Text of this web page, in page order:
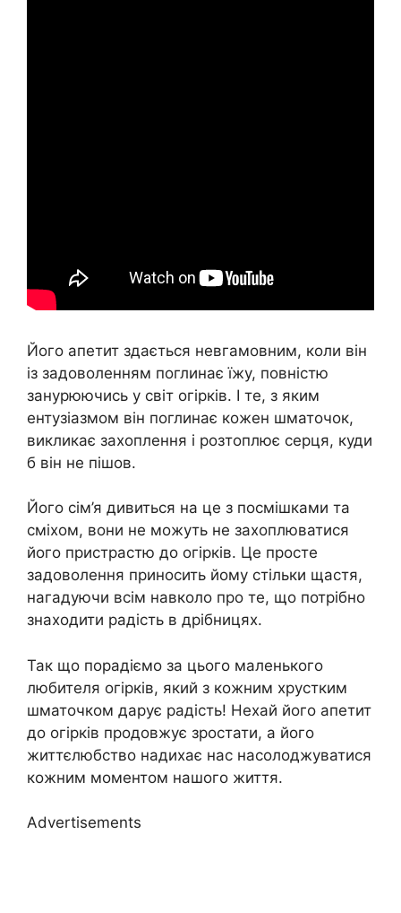
Його апетит здається невгамовним, коли він
із задоволенням поглинає їжу, повністю
занурюючись у світ огірків. І те, з яким
ентузіазмом він поглинає кожен шматочок,
викликає захоплення і розтоплює серця, куди
б він не пішов.
Його сім’я дивиться на це з посмішками та
сміхом, вони не можуть не захоплюватися
його пристрастю до огірків. Це просте
задоволення приносить йому стільки щастя,
нагадуючи всім навколо про те, що потрібно
знаходити радість в дрібницях.
Так що порадіємо за цього маленького
любителя огірків, який з кожним хрустким
шматочком дарує радість! Нехай його апетит
до огірків продовжує зростати, а його
життєлюбство надихає нас насолоджуватися
кожним моментом нашого життя.
Advertisements